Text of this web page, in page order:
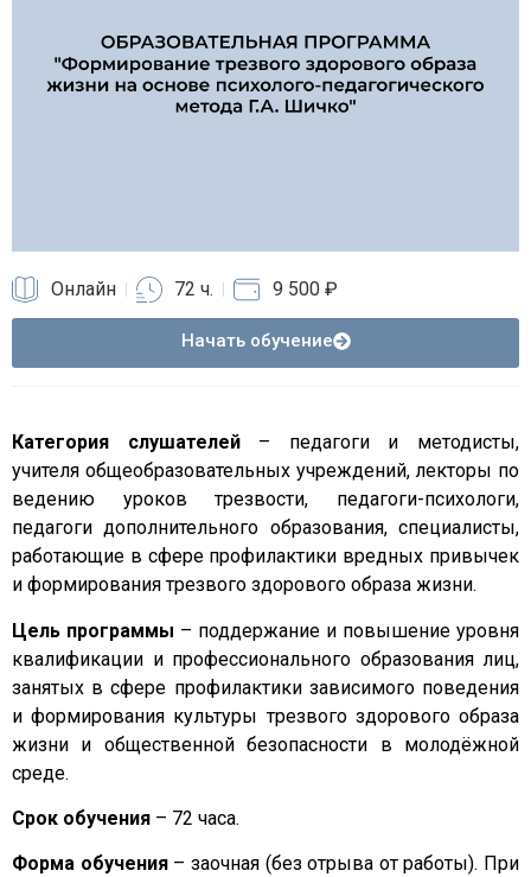
Онлайн 72 ч. 9 500 ₽
Начать обучение
Категория слушателей– педагоги и методисты,
учителя общеобразовательных учреждений, лекторы по
ведению уроков трезвости, педагоги-психологи,
педагоги дополнительного образования, специалисты,
работающие в сфере профилактики вредных привычек
и формирования трезвого здорового образа жизни.
Цель программы – поддержание и повышение уровня
квалификации и профессионального образования лиц,
занятых в сфере профилактики зависимого поведения
и формирования культуры трезвого здорового образа
жизни и общественной безопасности в молодёжной
среде.
Срок обучения – 72 часа.
Форма обучения– заочная (без отрыва от работы). При